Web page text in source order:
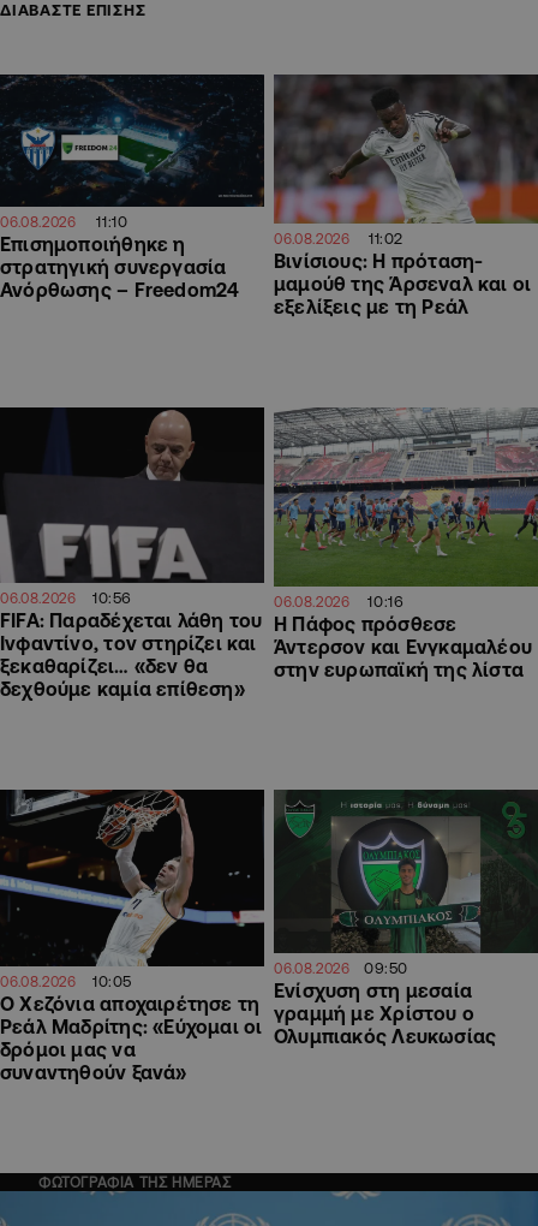
ΔΙΑΒΑΣΤΕ ΕΠΙΣΗΣ
06.08.2026 11:10
Επισημοποιήθηκε η
στρατηγική συνεργασία
Ανόρθωσης – Freedom24
06.08.2026 11:02
Βινίσιους: Η πρόταση-
μαμούθ της Άρσεναλ και οι
εξελίξεις με τη Ρεάλ
06.08.2026 10:56
FIFA: Παραδέχεται λάθη του
Ινφαντίνο, τον στηρίζει και
ξεκαθαρίζει… «δεν θα
δεχθούμε καμία επίθεση»
06.08.2026 10:16
Η Πάφος πρόσθεσε
Άντερσον και Ενγκαμαλέου
στην ευρωπαϊκή της λίστα
06.08.2026 10:05
Ο Χεζόνια αποχαιρέτησε τη
Ρεάλ Μαδρίτης: «Εύχομαι οι
δρόμοι μας να
συναντηθούν ξανά»
06.08.2026 09:50
Ενίσχυση στη μεσαία
γραμμή με Χρίστου ο
Ολυμπιακός Λευκωσίας
ΦΩΤΟΓΡΑΦΙΑ ΤΗΣ ΗΜΕΡΑΣ